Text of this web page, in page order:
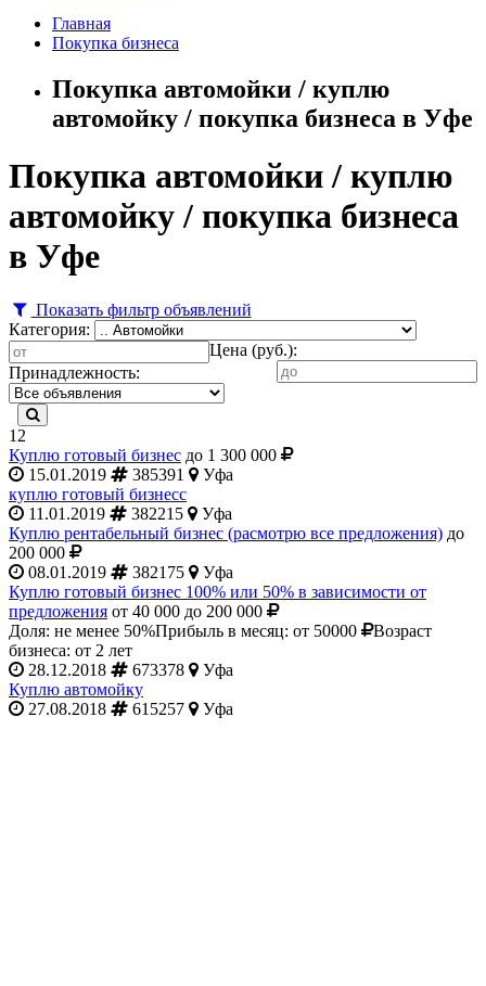
Главная
Покупка бизнеса
Покупка автомойки / куплю
автомойку / покупка бизнеса в Уфе
Покупка автомойки / куплю
автомойку / покупка бизнеса
в Уфе
Показать фильтр объявлений
Категория:
Цена (руб.):
Принадлежность:
12
Куплю готовый бизнес до 1 300 000
15.01.2019
385391
Уфа
куплю готовый бизнесс
11.01.2019
382215
Уфа
Куплю рентабельный бизнес (расмотрю все предложения) до
200 000
08.01.2019
382175
Уфа
Куплю готовый бизнес 100% или 50% в зависимости от
предложения от 40 000 до 200 000
Доля: не менее 50%Прибыль в месяц: от 50000
Возраст
бизнеса: от 2 лет
28.12.2018
673378
Уфа
Куплю автомойку
27.08.2018
615257 Уфа